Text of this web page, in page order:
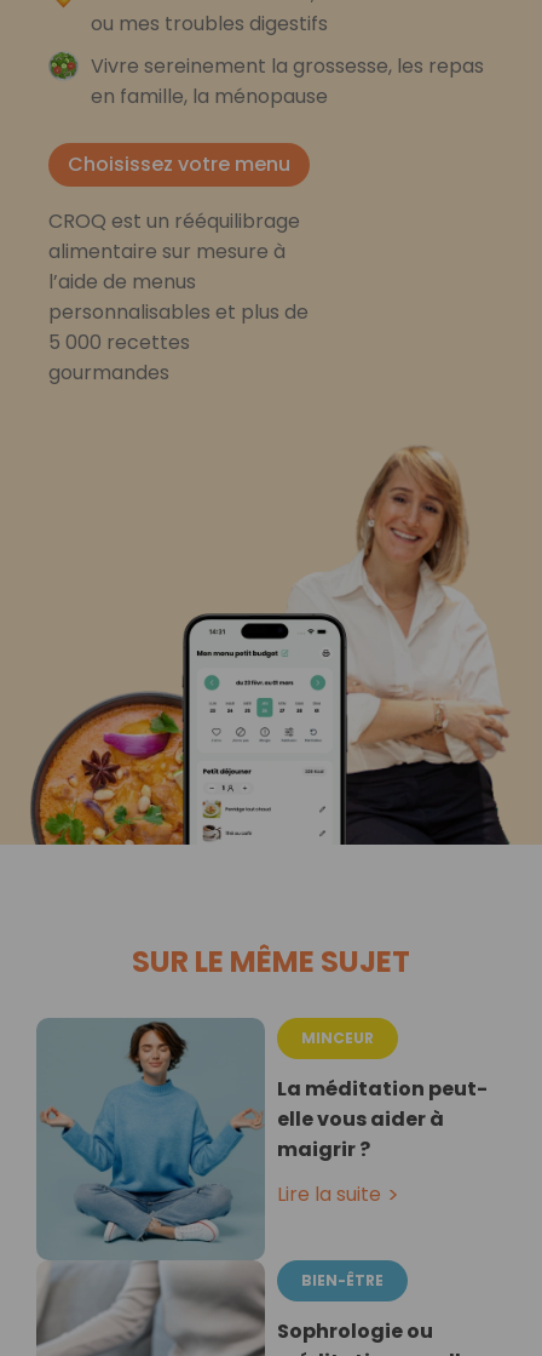
ou mes troubles digestifs
Vivre sereinement la grossesse, les repas
en famille, la ménopause
Choisissez votre menu
CROQ est un rééquilibrage
alimentaire sur mesure à
l’aide de menus
personnalisables et plus de
5 000 recettes
gourmandes
SUR LE MÊME SUJET
MINCEUR
La méditation peut-
elle vous aider à
maigrir ?
Lire la suite
BIEN-ÊTRE
Sophrologie ou